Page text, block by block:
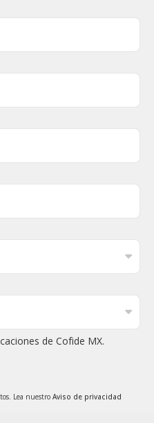
de Cofide MX.
Lea nuestro Aviso de privacidad